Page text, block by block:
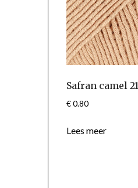
Safran camel 21
€0.80
Lees meer